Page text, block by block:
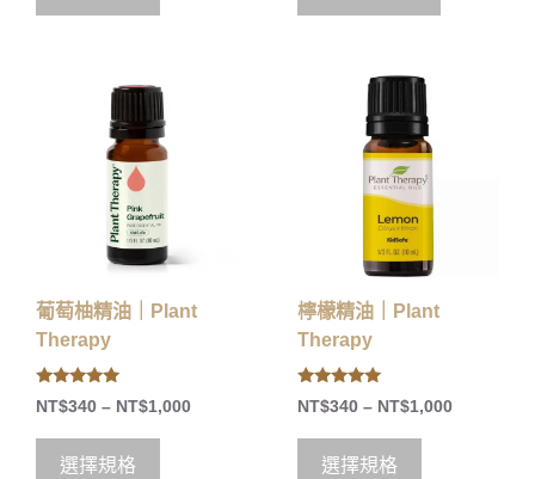
葡萄柚精油｜Plant
Therapy
5.00
out of 5
NT$340 – NT$1,000
選擇規格
檸檬精油｜Plant
Therapy
5.00
out of 5
NT$340 – NT$1,000
選擇規格